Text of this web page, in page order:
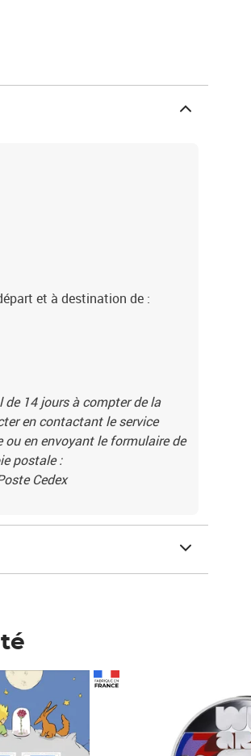
et à destination de :
de 14 jours à compter de la
en contactant le service
ou en envoyant le formulaire de
postale :
Cedex